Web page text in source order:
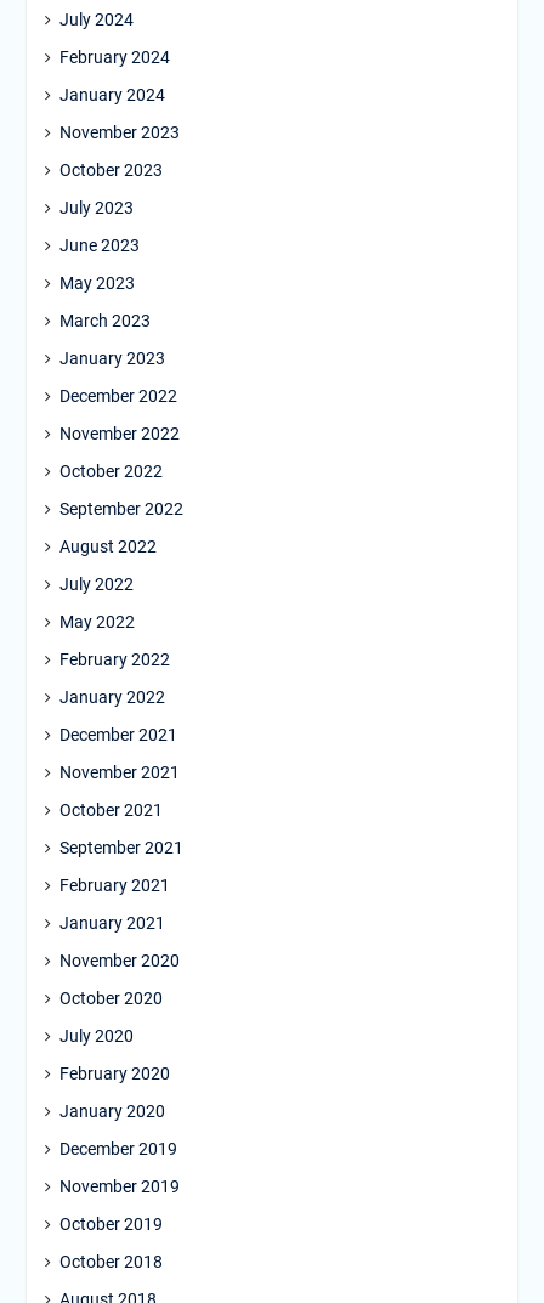
July 2024
February 2024
January 2024
November 2023
October 2023
July 2023
June 2023
May 2023
March 2023
January 2023
December 2022
November 2022
October 2022
September 2022
August 2022
July 2022
May 2022
February 2022
January 2022
December 2021
November 2021
October 2021
September 2021
February 2021
January 2021
November 2020
October 2020
July 2020
February 2020
January 2020
December 2019
November 2019
October 2019
October 2018